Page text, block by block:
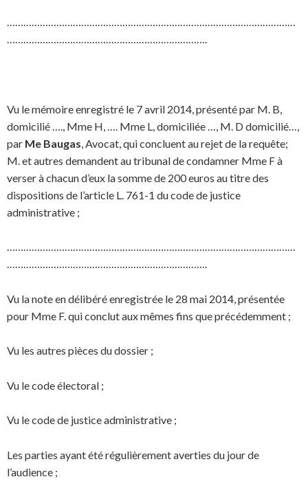
……………………………………………………………………………………………
……………………………………………………………….
Vu le mémoire enregistré le 7 avril 2014, présenté par M. B,
domicilié …., Mme H, …. Mme L, domiciliée …, M. D domicilié…,
par Me Baugas , Avocat, qui concluent au rejet de la requête;
M. et autres demandent au tribunal de condamner Mme F à
verser à chacun d’eux la somme de 200 euros au titre des
dispositions de l’article L. 761-1 du code de justice
administrative ;
……………………………………………………………………………………………
……………………………………………………………….
Vu la note en délibéré enregistrée le 28 mai 2014, présentée
pour Mme F. qui conclut aux mêmes fins que précédemment ;
Vu les autres pièces du dossier ;
Vu le code électoral ;
Vu le code de justice administrative ;
Les parties ayant été régulièrement averties du jour de
l’audience ;